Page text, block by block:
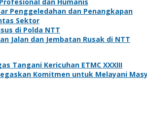
Penggeledahan dan Penangkapan
Sektor
di Polda NTT
Jalan dan Jembatan Rusak di NTT
Tangani Kericuhan ETMC XXXIII
Komitmen untuk Melayani